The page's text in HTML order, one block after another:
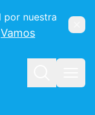
por nuestra
Vamos